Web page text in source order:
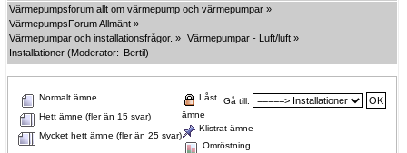
Värmepumpsforum allt om värmepump och värmepumpar »
VärmepumpsForum Allmänt »
Värmepumpar och installationsfrågor. » Värmepumpar - Luft/luft »
Installationer (Moderator: Bertil)
Gå till:
Normalt ämne
Hett ämne (fler än 15 svar)
Mycket hett ämne (fler än 25 svar)
Låst
ämne
Klistrat ämne
Omröstning